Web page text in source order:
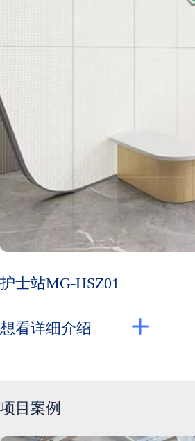
护士站MG-HSZ01
想看详细介绍
项目案例